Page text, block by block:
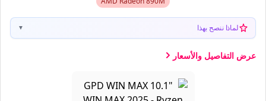
لماذا ننصح بهذا ▼
عرض التفاصيل والأسعار